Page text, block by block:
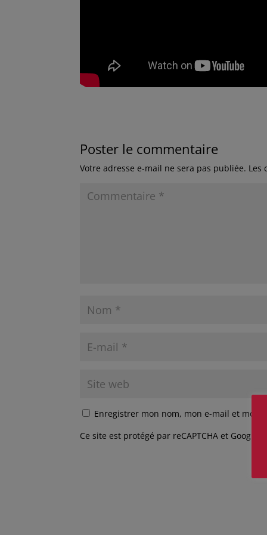
Poster le commentaire
Votre adresse e-mail ne sera pas publiée. Les
Enregistrer mon nom, mon e-mail et mon
Ce site est protégé par reCAPTCHA et Google